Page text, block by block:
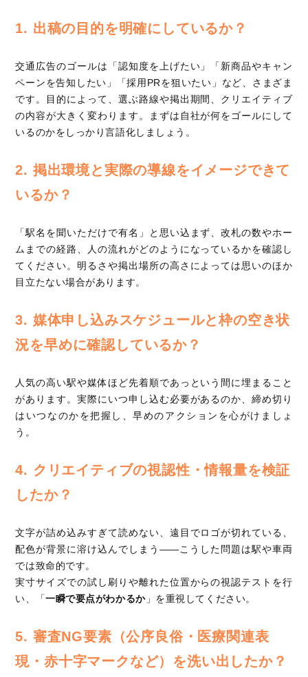
1. 出稿の目的を明確にしているか？
交通広告のゴールは「認知度を上げたい」「新商品やキャン
ペーンを告知したい」「採用PRを狙いたい」など、さまざま
です。目的によって、選ぶ路線や掲出期間、クリエイティブ
の内容が大きく変わります。まずは自社が何をゴールにして
いるのかをしっかり言語化しましょう。
2. 掲出環境と実際の導線をイメージできて
いるか？
「駅名を聞いただけで有名」と思い込まず、改札の数やホー
ムまでの経路、人の流れがどのようになっているかを確認し
てください。明るさや掲出場所の高さによっては思いのほか
目立たない場合があります。
3. 媒体申し込みスケジュールと枠の空き状
況を早めに確認しているか？
人気の高い駅や媒体ほど先着順であっという間に埋まること
があります。実際にいつ申し込む必要があるのか、締め切り
はいつなのかを把握し、早めのアクションを心がけましょ
う。
4. クリエイティブの視認性・情報量を検証
したか？
文字が詰め込みすぎて読めない、遠目でロゴが切れている、
配色が背景に溶け込んでしまう――こうした問題は駅や車両
では致命的です。
実寸サイズでの試し刷りや離れた位置からの視認テストを行
い、「一瞬で要点がわかるか」を重視してください。
5. 審査NG要素（公序良俗・医療関連表
現・赤十字マークなど）を洗い出したか？